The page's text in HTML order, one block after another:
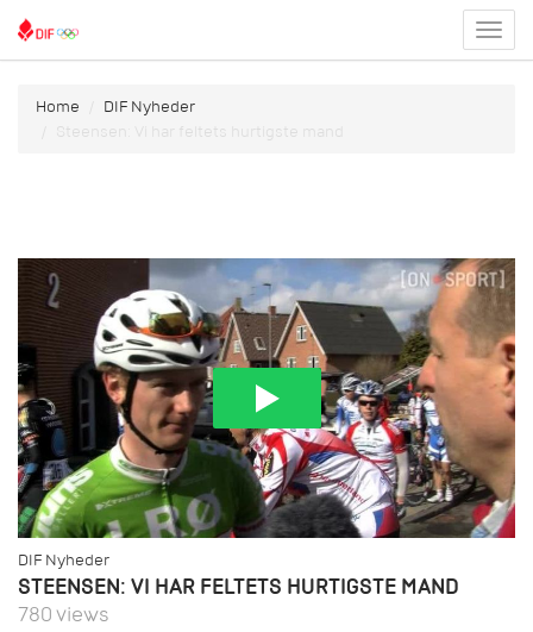
menu
Home
DIF Nyheder
Steensen: Vi har feltets hurtigste mand
DIF Nyheder
STEENSEN: VI HAR FELTETS HURTIGSTE MAND
780 views